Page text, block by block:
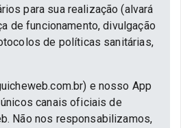
para sua realização (alvará
de funcionamento, divulgação
de políticas sanitárias,
e nosso App
canais oficiais de
Não nos responsabilizamos,